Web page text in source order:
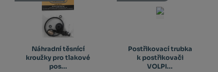
Náhradní těsnící
kroužky pro tlakové
pos...
Postřikovací trubka
k postřikovači
VOLPI...